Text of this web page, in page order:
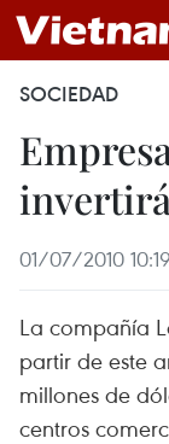
SOCIEDAD
01/07/2010 10:19
La compañía
partir de este
millones de
centros